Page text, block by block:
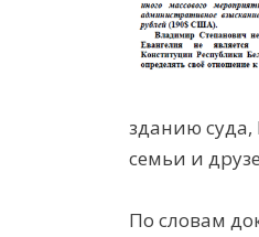
зданию
семьи и
По словам